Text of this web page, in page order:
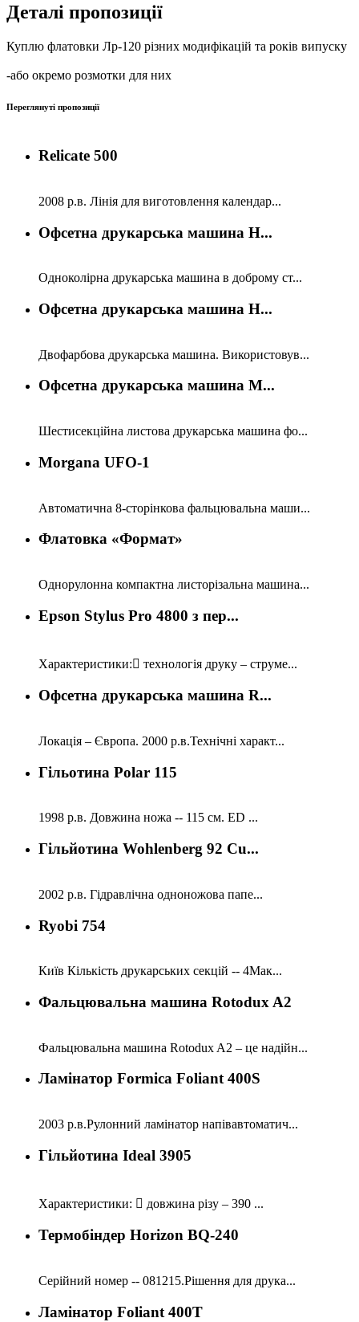
Деталі пропозиції
Куплю флатовки Лр-120 різних модифікацій та років випуску
-або окремо розмотки для них
Переглянуті пропозиції
Relicate 500
2008 р.в. Лінія для виготовлення календар...
Офсетна друкарська машина H...
Одноколірна друкарська машина в доброму ст...
Офсетна друкарська машина H...
Двофарбова друкарська машина. Використовув...
Офсетна друкарська машина M...
Шестисекційна листова друкарська машина фо...
Morgana UFO-1
Автоматична 8-сторінкова фальцювальна маши...
Флатовка «Формат»
Однорулонна компактна листорізальна машина...
Epson Stylus Pro 4800 з пер...
Характеристики: технологія друку – струме...
Офсетна друкарська машина R...
Локація – Європа. 2000 р.в.Технічні характ...
Гільотина Polar 115
1998 р.в. Довжина ножа -- 115 см. ED ...
Гільйотина Wohlenberg 92 Cu...
2002 р.в. Гідравлічна одноножова папе...
Ryobi 754
Київ Кількість друкарських секцій -- 4Мак...
Фальцювальна машина Rotodux A2
Фальцювальна машина Rotodux A2 – це надійн...
Ламінатор Formica Foliant 400S
2003 р.в.Рулонний ламінатор напівавтоматич...
Гільйотина Ideal 3905
Характеристики:  довжина різу – 390 ...
Термобіндер Horizon BQ-240
Серійний номер -- 081215.Рішення для друка...
Ламінатор Foliant 400T